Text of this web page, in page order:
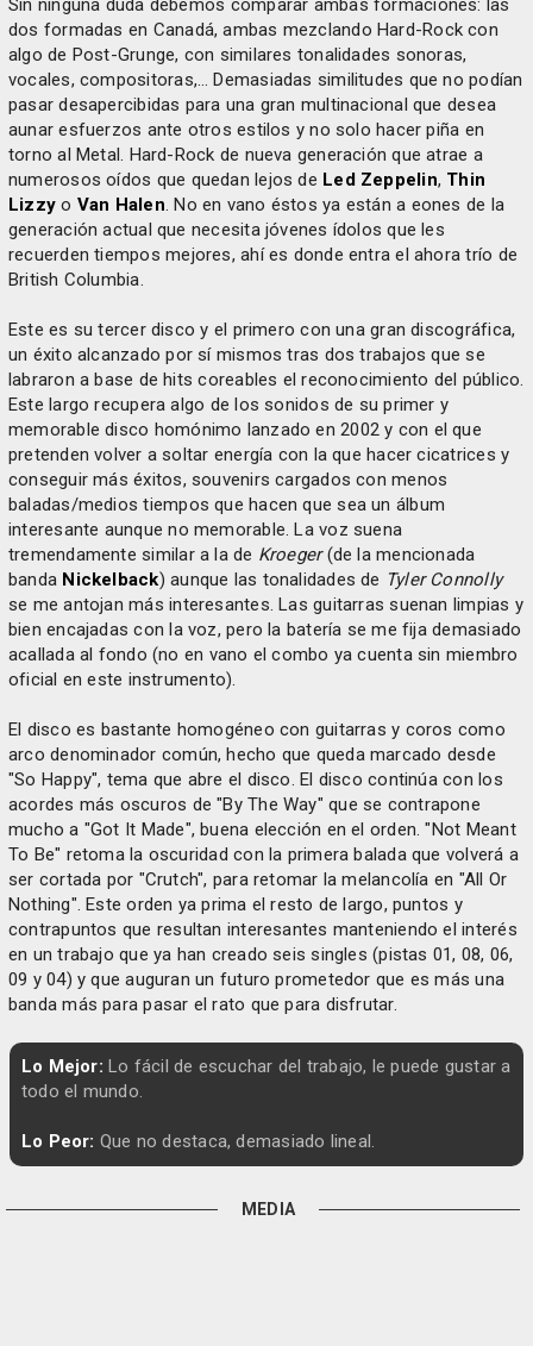
Sin ninguna duda debemos comparar ambas formaciones: las
dos formadas en Canadá, ambas mezclando Hard-Rock con
algo de Post-Grunge, con similares tonalidades sonoras,
vocales, compositoras,… Demasiadas similitudes que no podían
pasar desapercibidas para una gran multinacional que desea
aunar esfuerzos ante otros estilos y no solo hacer piña en
torno al Metal. Hard-Rock de nueva generación que atrae a
numerosos oídos que quedan lejos de Led Zeppelin, Thin
Lizzy o Van Halen. No en vano éstos ya están a eones de la
generación actual que necesita jóvenes ídolos que les
recuerden tiempos mejores, ahí es donde entra el ahora trío de
British Columbia.
Este es su tercer disco y el primero con una gran discográfica,
un éxito alcanzado por sí mismos tras dos trabajos que se
labraron a base de hits coreables el reconocimiento del público.
Este largo recupera algo de los sonidos de su primer y
memorable disco homónimo lanzado en 2002 y con el que
pretenden volver a soltar energía con la que hacer cicatrices y
conseguir más éxitos, souvenirs cargados con menos
baladas/medios tiempos que hacen que sea un álbum
interesante aunque no memorable. La voz suena
tremendamente similar a la de Kroeger(de la mencionada
banda Nickelback) aunque las tonalidades de Tyler Connolly
se me antojan más interesantes. Las guitarras suenan limpias y
bien encajadas con la voz, pero la batería se me fija demasiado
acallada al fondo (no en vano el combo ya cuenta sin miembro
oficial en este instrumento).
El disco es bastante homogéneo con guitarras y coros como
arco denominador común, hecho que queda marcado desde
"So Happy", tema que abre el disco. El disco continúa con los
acordes más oscuros de "By The Way" que se contrapone
mucho a "Got It Made", buena elección en el orden. "Not Meant
To Be" retoma la oscuridad con la primera balada que volverá a
ser cortada por "Crutch", para retomar la melancolía en "All Or
Nothing". Este orden ya prima el resto de largo, puntos y
contrapuntos que resultan interesantes manteniendo el interés
en un trabajo que ya han creado seis singles (pistas 01, 08, 06,
09 y 04) y que auguran un futuro prometedor que es más una
banda más para pasar el rato que para disfrutar.
Lo Mejor: Lo fácil de escuchar del trabajo, le puede gustar a
todo el mundo.
Lo Peor: Que no destaca, demasiado lineal.
MEDIA